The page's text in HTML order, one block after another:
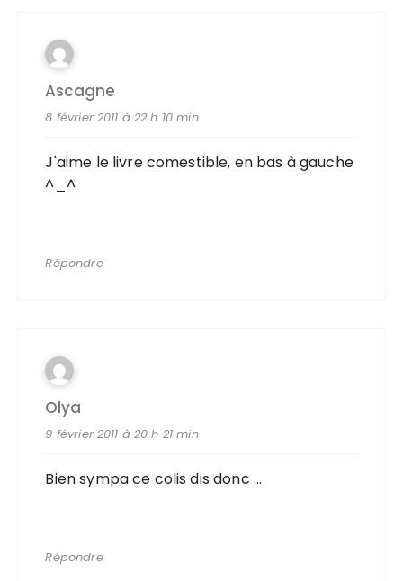
Ascagne
8 février 2011 à 22 h 10 min
J'aime le livre comestible, en bas à gauche
^_^
Répondre
Olya
9 février 2011 à 20 h 21 min
Bien sympa ce colis dis donc …
Répondre